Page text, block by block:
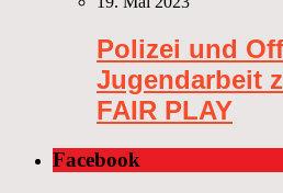
Polizei und
Jugendarbeit
FAIR PLAY
Facebook